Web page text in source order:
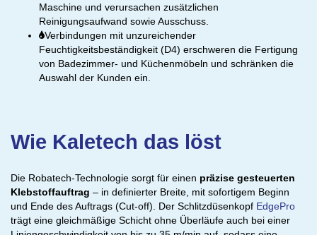
Maschine und verursachen zusätzlichen
Reinigungsaufwand sowie Ausschuss.
Verbindungen mit unzureichender
Feuchtigkeitsbeständigkeit (D4) erschweren die Fertigung
von Badezimmer- und Küchenmöbeln und schränken die
Auswahl der Kunden ein.
Wie Kaletech das löst
Die Robatech-Technologie sorgt für einen präzise gesteuerten
Klebstoffauftrag – in definierter Breite, mit sofortigem Beginn
und Ende des Auftrags (Cut-off). Der Schlitzdüsenkopf EdgePro
trägt eine gleichmäßige Schicht ohne Überläufe auch bei einer